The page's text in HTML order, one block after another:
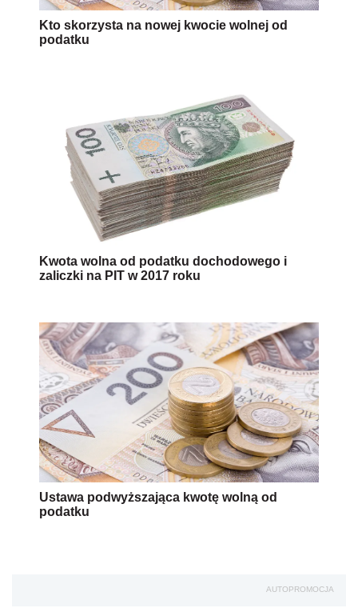
Kto skorzysta na nowej kwocie wolnej od
podatku
Kwota wolna od podatku dochodowego i
zaliczki na PIT w 2017 roku
Ustawa podwyższająca kwotę wolną od
podatku
AUTOPROMOCJA